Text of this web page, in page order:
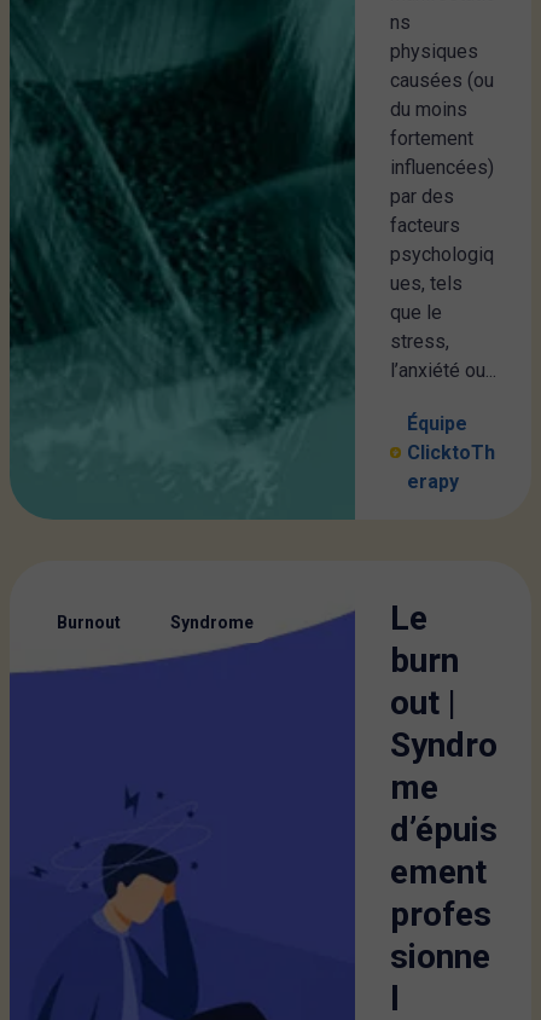
ns
physiques
causées (ou
du moins
fortement
influencées)
par des
facteurs
psychologiq
ues, tels
que le
stress,
l’anxiété ou...
Équipe
ClicktoTh
erapy
Burnout Syndrome
Le
burn
out |
Syndro
me
d’épuis
ement
profes
sionne
l